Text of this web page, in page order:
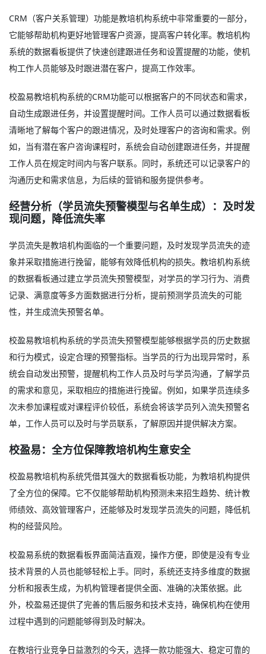
CRM（客户关系管理）功能是教培机构系统中非常重要的一部分，
它能够帮助机构更好地管理客户资源，提高客户转化率。教培机构
系统的数据看板提供了快速创建跟进任务和设置提醒的功能，使机
构工作人员能够及时跟进潜在客户，提高工作效率。
校盈易教培机构系统的CRM功能可以根据客户的不同状态和需求，
自动生成跟进任务，并设置提醒时间。工作人员可以通过数据看板
清晰地了解每个客户的跟进情况，及时处理客户的咨询和需求。例
如，当有潜在客户咨询课程时，系统会自动创建跟进任务，并提醒
工作人员在规定时间内与客户联系。同时，系统还可以记录客户的
沟通历史和需求信息，为后续的营销和服务提供参考。
经营分析（学员流失预警模型与名单生成）：及时发
现问题，降低流失率
学员流失是教培机构面临的一个重要问题，及时发现学员流失的迹
象并采取措施进行挽留，能够有效降低机构的损失。教培机构系统
的数据看板通过建立学员流失预警模型，对学员的学习行为、消费
记录、满意度等多方面数据进行分析，提前预测学员流失的可能
性，并生成流失预警名单。
校盈易教培机构系统的学员流失预警模型能够根据学员的历史数据
和行为模式，设定合理的预警指标。当学员的行为出现异常时，系
统会自动发出预警，提醒机构工作人员及时与学员沟通，了解学员
的需求和意见，采取相应的措施进行挽留。例如，如果学员连续多
次未参加课程或对课程评价较低，系统会将该学员列入流失预警名
单，工作人员可以及时与学员联系，了解原因并提供解决方案。
校盈易：全方位保障教培机构生意安全
校盈易教培机构系统凭借其强大的数据看板功能，为教培机构提供
了全方位的保障。它不仅能够帮助机构预测未来招生趋势、统计教
师绩效、高效管理客户，还能够及时发现学员流失的问题，降低机
构的经营风险。
校盈易系统的数据看板界面简洁直观，操作方便，即使是没有专业
技术背景的人员也能够轻松上手。同时，系统还支持多维度的数据
分析和报表生成，为机构管理者提供全面、准确的决策依据。此
外，校盈易还提供了完善的售后服务和技术支持，确保机构在使用
过程中遇到的问题能够得到及时解决。
在教培行业竞争日益激烈的今天，选择一款功能强大、稳定可靠的